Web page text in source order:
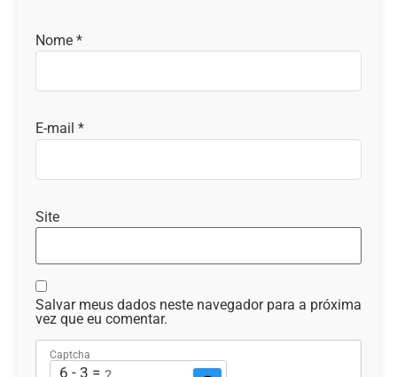
Nome *
E-mail *
Site
Salvar meus dados neste navegador para a próxima
vez que eu comentar.
Captcha
6 - 3 = ?